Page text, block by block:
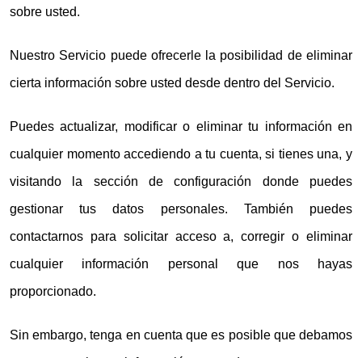
sobre usted.
Nuestro Servicio puede ofrecerle la posibilidad de eliminar
cierta información sobre usted desde dentro del Servicio.
Puedes actualizar, modificar o eliminar tu información en
cualquier momento accediendo a tu cuenta, si tienes una, y
visitando la sección de configuración donde puedes
gestionar tus datos personales. También puedes
contactarnos para solicitar acceso a, corregir o eliminar
cualquier información personal que nos hayas
proporcionado.
Sin embargo, tenga en cuenta que es posible que debamos